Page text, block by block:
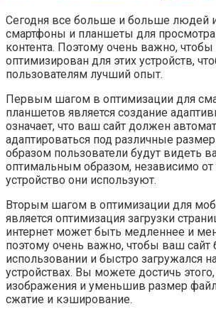
Сегодня все больше и больше людей
смартфоны и планшеты для
контента. Поэтому очень важно,
оптимизирован для этих устройств,
пользователям лучший опыт.
Первым шагом в оптимизации для
планшетов является создание
означает, что ваш сайт должен
адаптироваться под различные
образом пользователи будут видеть
оптимальным образом, независимо от
устройство они используют.
Вторым шагом в оптимизации для
является оптимизация загрузки
интернет может быть медленнее и
поэтому очень важно, чтобы ваш
использовании и быстро загружался
устройствах. Вы можете достичь
изображения и уменьшив размер
сжатие и кэширование.